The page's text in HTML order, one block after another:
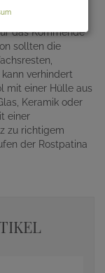
und spenden
das Kommende
sollten die
verhindert
mit einer Hülle aus
Keramik oder
einer
zu richtigem
der Rostpatina